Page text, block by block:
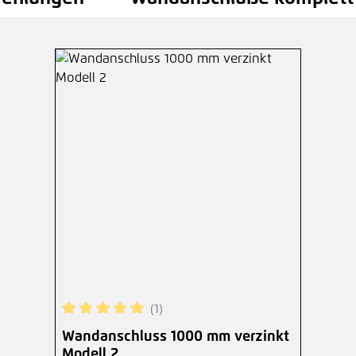
Durchschnittliche Bewertung von 5 von 5 Sternen
(1)
Wandanschluss 1000 mm verzinkt